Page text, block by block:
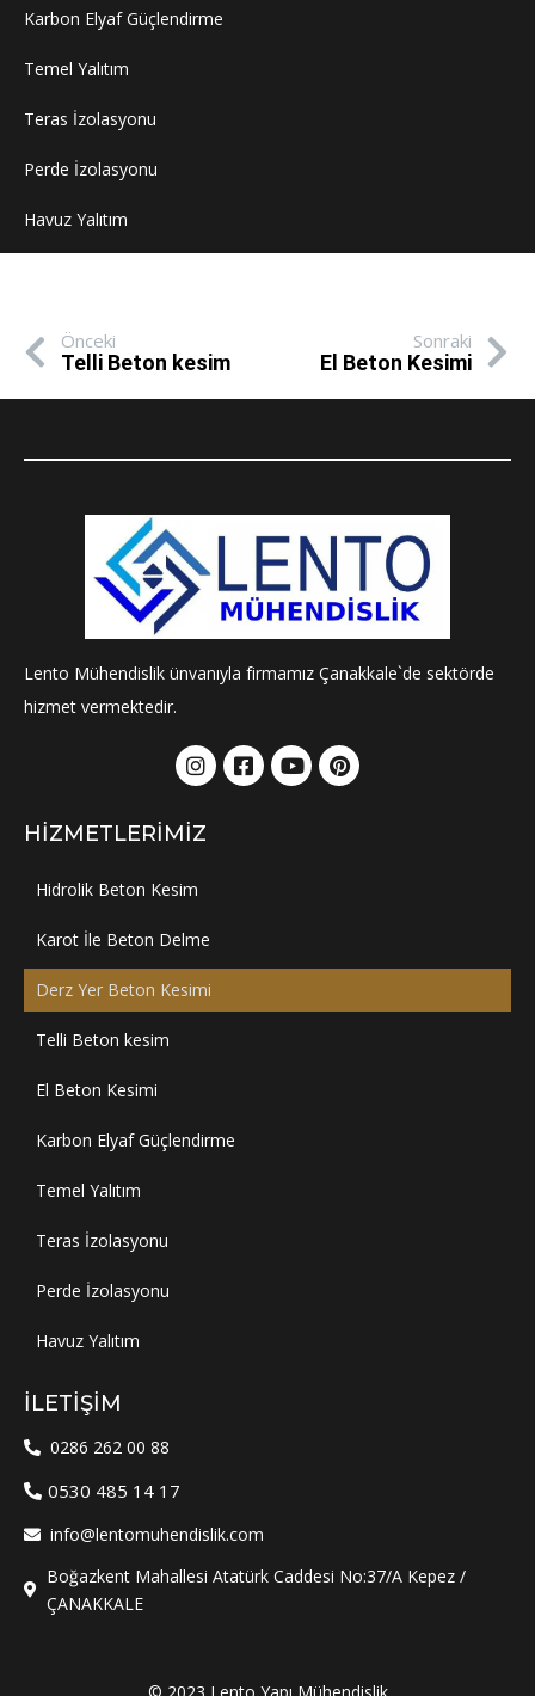
Karbon Elyaf Güçlendirme
Temel Yalıtım
Teras İzolasyonu
Perde İzolasyonu
Havuz Yalıtım
Önceki
Telli Beton kesim
Sonraki
El Beton Kesimi
Lento Mühendislik ünvanıyla firmamız Çanakkale`de sektörde
hizmet vermektedir.
HIZMETLERIMIZ
Hidrolik Beton Kesim
Karot İle Beton Delme
Derz Yer Beton Kesimi
Telli Beton kesim
El Beton Kesimi
Karbon Elyaf Güçlendirme
Temel Yalıtım
Teras İzolasyonu
Perde İzolasyonu
Havuz Yalıtım
İLETIŞIM
0286 262 00 88
0530 485 14 17
info@lentomuhendislik.com
Boğazkent Mahallesi Atatürk Caddesi No:37/A Kepez /
ÇANAKKALE